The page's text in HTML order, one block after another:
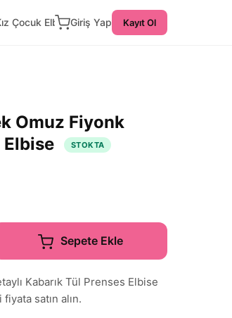
Çocuk ElbiseGiriş Yap Kayıt Ol
Omuz Fiyonk
Elbise
STOKTA
Sepete Ekle
Kabarık Tül Prenses Elbise
satın alın.